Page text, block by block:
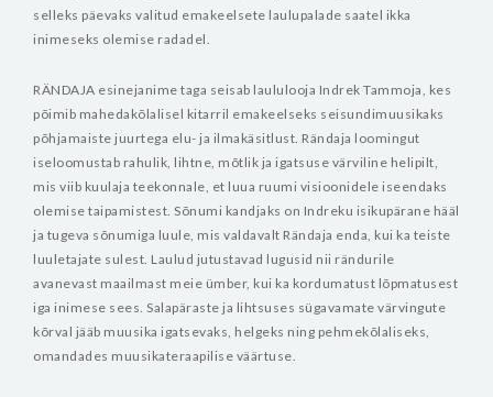
selleks päevaks valitud emakeelsete laulupalade saatel ikka
inimeseks olemise radadel.
RÄNDAJA esinejanime taga seisab laululooja Indrek Tammoja, kes
põimib mahedakõlalisel kitarril emakeelseks seisundimuusikaks
põhjamaiste juurtega elu- ja ilmakäsitlust. Rändaja loomingut
iseloomustab rahulik, lihtne, mõtlik ja igatsuse värviline helipilt,
mis viib kuulaja teekonnale, et luua ruumi visioonidele iseendaks
olemise taipamistest. Sõnumi kandjaks on Indreku isikupärane hääl
ja tugeva sõnumiga luule, mis valdavalt Rändaja enda, kui ka teiste
luuletajate sulest. Laulud jutustavad lugusid nii rändurile
avanevast maailmast meie ümber, kui ka kordumatust lõpmatusest
iga inimese sees. Salapäraste ja lihtsuses sügavamate värvingute
kõrval jääb muusika igatsevaks, helgeks ning pehmekõlaliseks,
omandades muusikateraapilise väärtuse.